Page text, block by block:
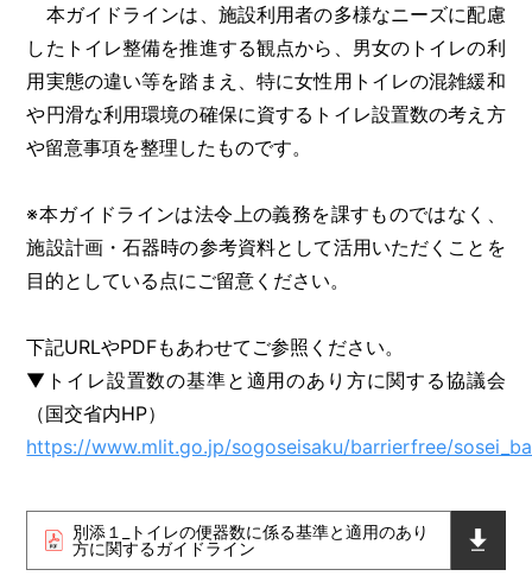
本ガイドラインは、施設利用者の多様なニーズに配慮
したトイレ整備を推進する観点から、男女のトイレの利
用実態の違い等を踏まえ、特に女性用トイレの混雑緩和
や円滑な利用環境の確保に資するトイレ設置数の考え方
や留意事項を整理したものです。
※本ガイドラインは法令上の義務を課すものではなく、
施設計画・石器時の参考資料として活用いただくことを
目的としている点にご留意ください。
下記URLやPDFもあわせてご参照ください。
▼トイレ設置数の基準と適用のあり方に関する協議会
（国交省内HP）
https://www.mlit.go.jp/sogoseisaku/barrierfree/
別添１_トイレの便器数に係る基準と適用のあり
方に関するガイドライン